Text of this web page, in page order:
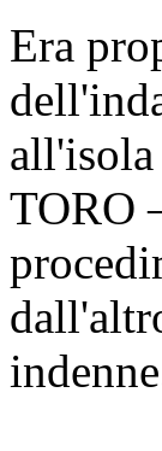
Era
TORO